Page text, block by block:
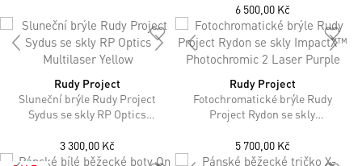
6 500,00 Kč
Rudy Project
Sluneční brýle Rudy Project
Sydus se skly RP Optics
3 300,00 Kč
Rudy Project
Fotochromatické brýle Rudy
Project Rydon se skly
Laser Purple
5 700,00 Kč